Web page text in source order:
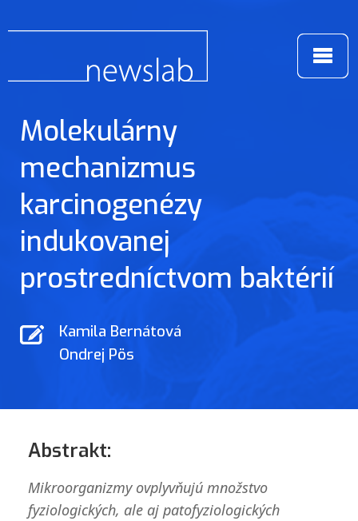
Molekulárny
mechanizmus
karcinogenézy
indukovanej
prostredníctvom baktérií
Kamila Bernátová
Ondrej Pös
Abstrakt:
Mikroorganizmy ovplyvňujú množstvo
fyziologických, ale aj patofyziologických